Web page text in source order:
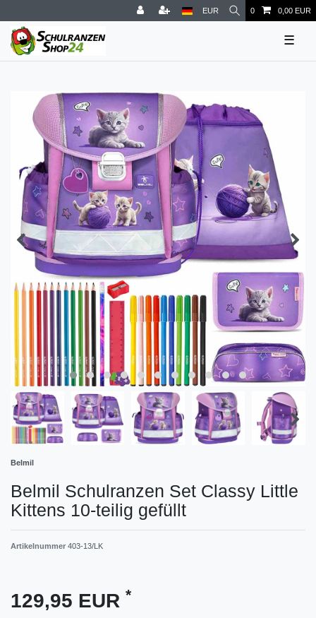
EUR 0 0,00 EUR
☰
Belmil
Belmil Schulranzen Set Classy Little
Kittens 10-teilig gefüllt
Artikelnummer 403-13/LK
129,95 EUR *